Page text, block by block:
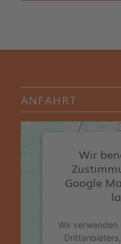
ANFAHRT
Wir
Google
Wir verwenden